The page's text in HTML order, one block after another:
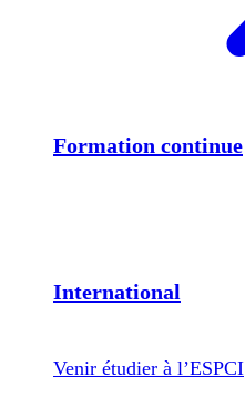
Formation continue
International
Venir étudier à l’ESPCI